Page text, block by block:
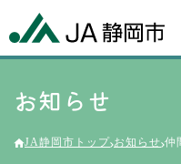
お知らせ
JA静岡市トップ お知らせ 仲